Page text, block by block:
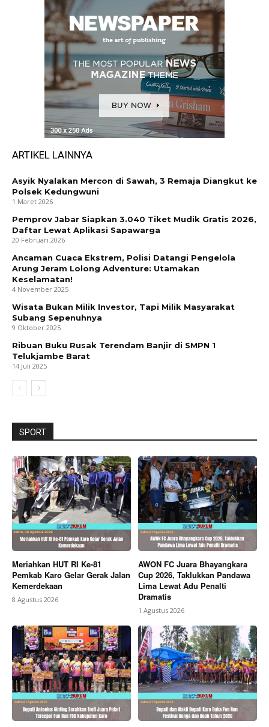
ARTIKEL LAINNYA
Asyik Nyalakan Mercon di Sawah, 3 Remaja Diangkut ke
Polsek Kedungwuni
1 Maret 2026
Pemprov Jabar Siapkan 3.040 Tiket Mudik Gratis 2026,
Daftar Lewat Aplikasi Sapawarga
20 Februari 2026
Ancaman Cuaca Ekstrem, Polisi Datangi Pengelola
Arung Jeram Lolong Adventure: Utamakan
Keselamatan!
4 November 2025
Wisata Bukan Milik Investor, Tapi Milik Masyarakat
Subang Sepenuhnya
9 Oktober 2025
Ribuan Buku Rusak Terendam Banjir di SMPN 1
Telukjambe Barat
14 Juli 2025
SPORT
Meriahkan HUT RI Ke-81
Pemkab Karo Gelar Gerak Jalan
Kemerdekaan
8 Agustus 2026
AWON FC Juara Bhayangkara
Cup 2026, Taklukkan Pandawa
Lima Lewat Adu Penalti
Dramatis
1 Agustus 2026